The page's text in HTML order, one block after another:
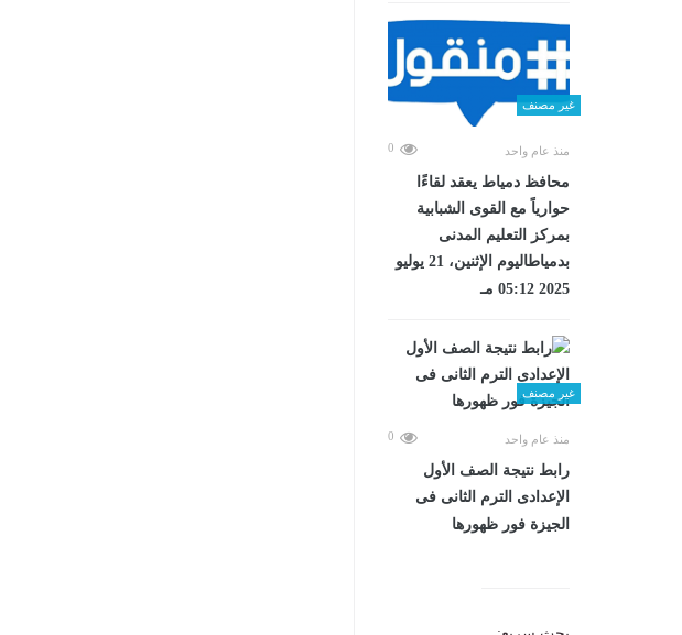
غير مصنف
منذ عام واحد 0
محافظ دمياط يعقد لقاءًا
حوارياً مع القوى الشبابية
بمركز التعليم المدنى
بدمياطاليوم الإثنين، 21 يوليو
2025 05:12 مـ
غير مصنف
منذ عام واحد 0
رابط نتيجة الصف الأول
الإعدادى الترم الثانى فى
الجيزة فور ظهورها